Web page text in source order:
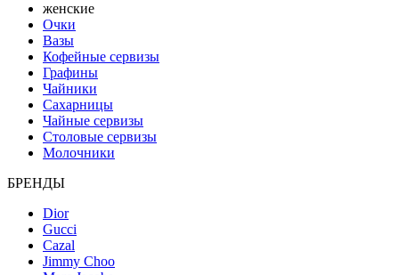
женские
Очки
Вазы
Кофейные сервизы
Графины
Чайники
Сахарницы
Чайные сервизы
Столовые сервизы
Молочники
БРЕНДЫ
Dior
Gucci
Cazal
Jimmy Choo